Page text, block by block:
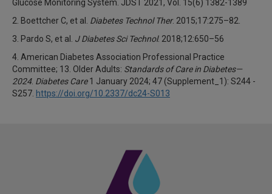
Glucose Monitoring System. JDST 2021, Vol. 15(6) 1382-1389
2. Boettcher C, et al. Diabetes Technol Ther. 2015;17:275–82.
3. Pardo S, et al. J Diabetes Sci Technol. 2018;12:650–56
4. American Diabetes Association Professional Practice
Committee; 13. Older Adults: Standards of Care in Diabetes—
2024. Diabetes Care1 January 2024; 47 (Supplement_1): S244 -
S257. https://doi.org/10.2337/dc24-S013